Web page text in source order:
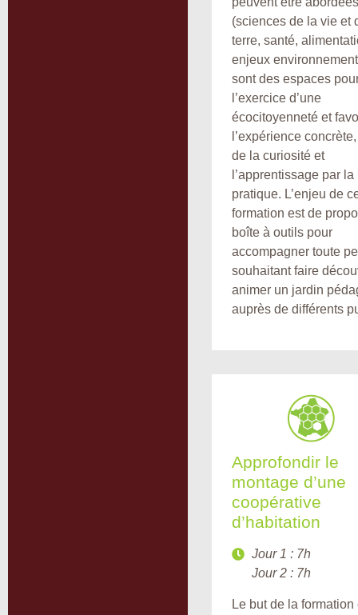
(sciences de la vie et
terre, santé,
enjeux
sont des espaces
l’exercice d’une
écocitoyenneté et
l’expérience
de la curiosité et
l’apprentissage par la
pratique. L’enjeu de
formation est de
boîte à outils pour
accompagner toute
souhaitant faire
animer un jardin
auprès de différents
Approfondir le
montage d’une
coopérative
d’habitation
Jour 1 : 7h
Jour 2 : 7h
Le but de la formation